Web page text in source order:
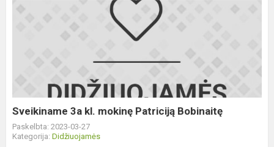
Sveikiname
Sveikiname 3a kl. mokinę Patriciją Bobinaitę
Paskelbta: 2023-03-27
Kategorija: Didžiuojamės